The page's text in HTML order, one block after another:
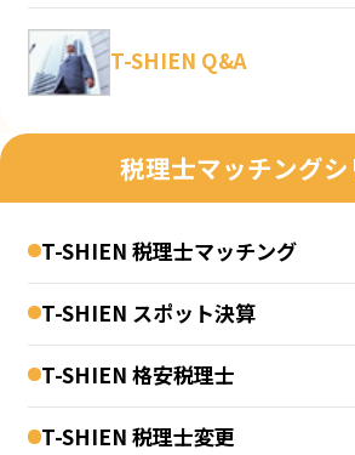
T-SHIEN Q&A
税理士マッチング
T-SHIEN 税理士マッチング
T-SHIEN スポット決算
T-SHIEN 格安税理士
T-SHIEN 税理士変更